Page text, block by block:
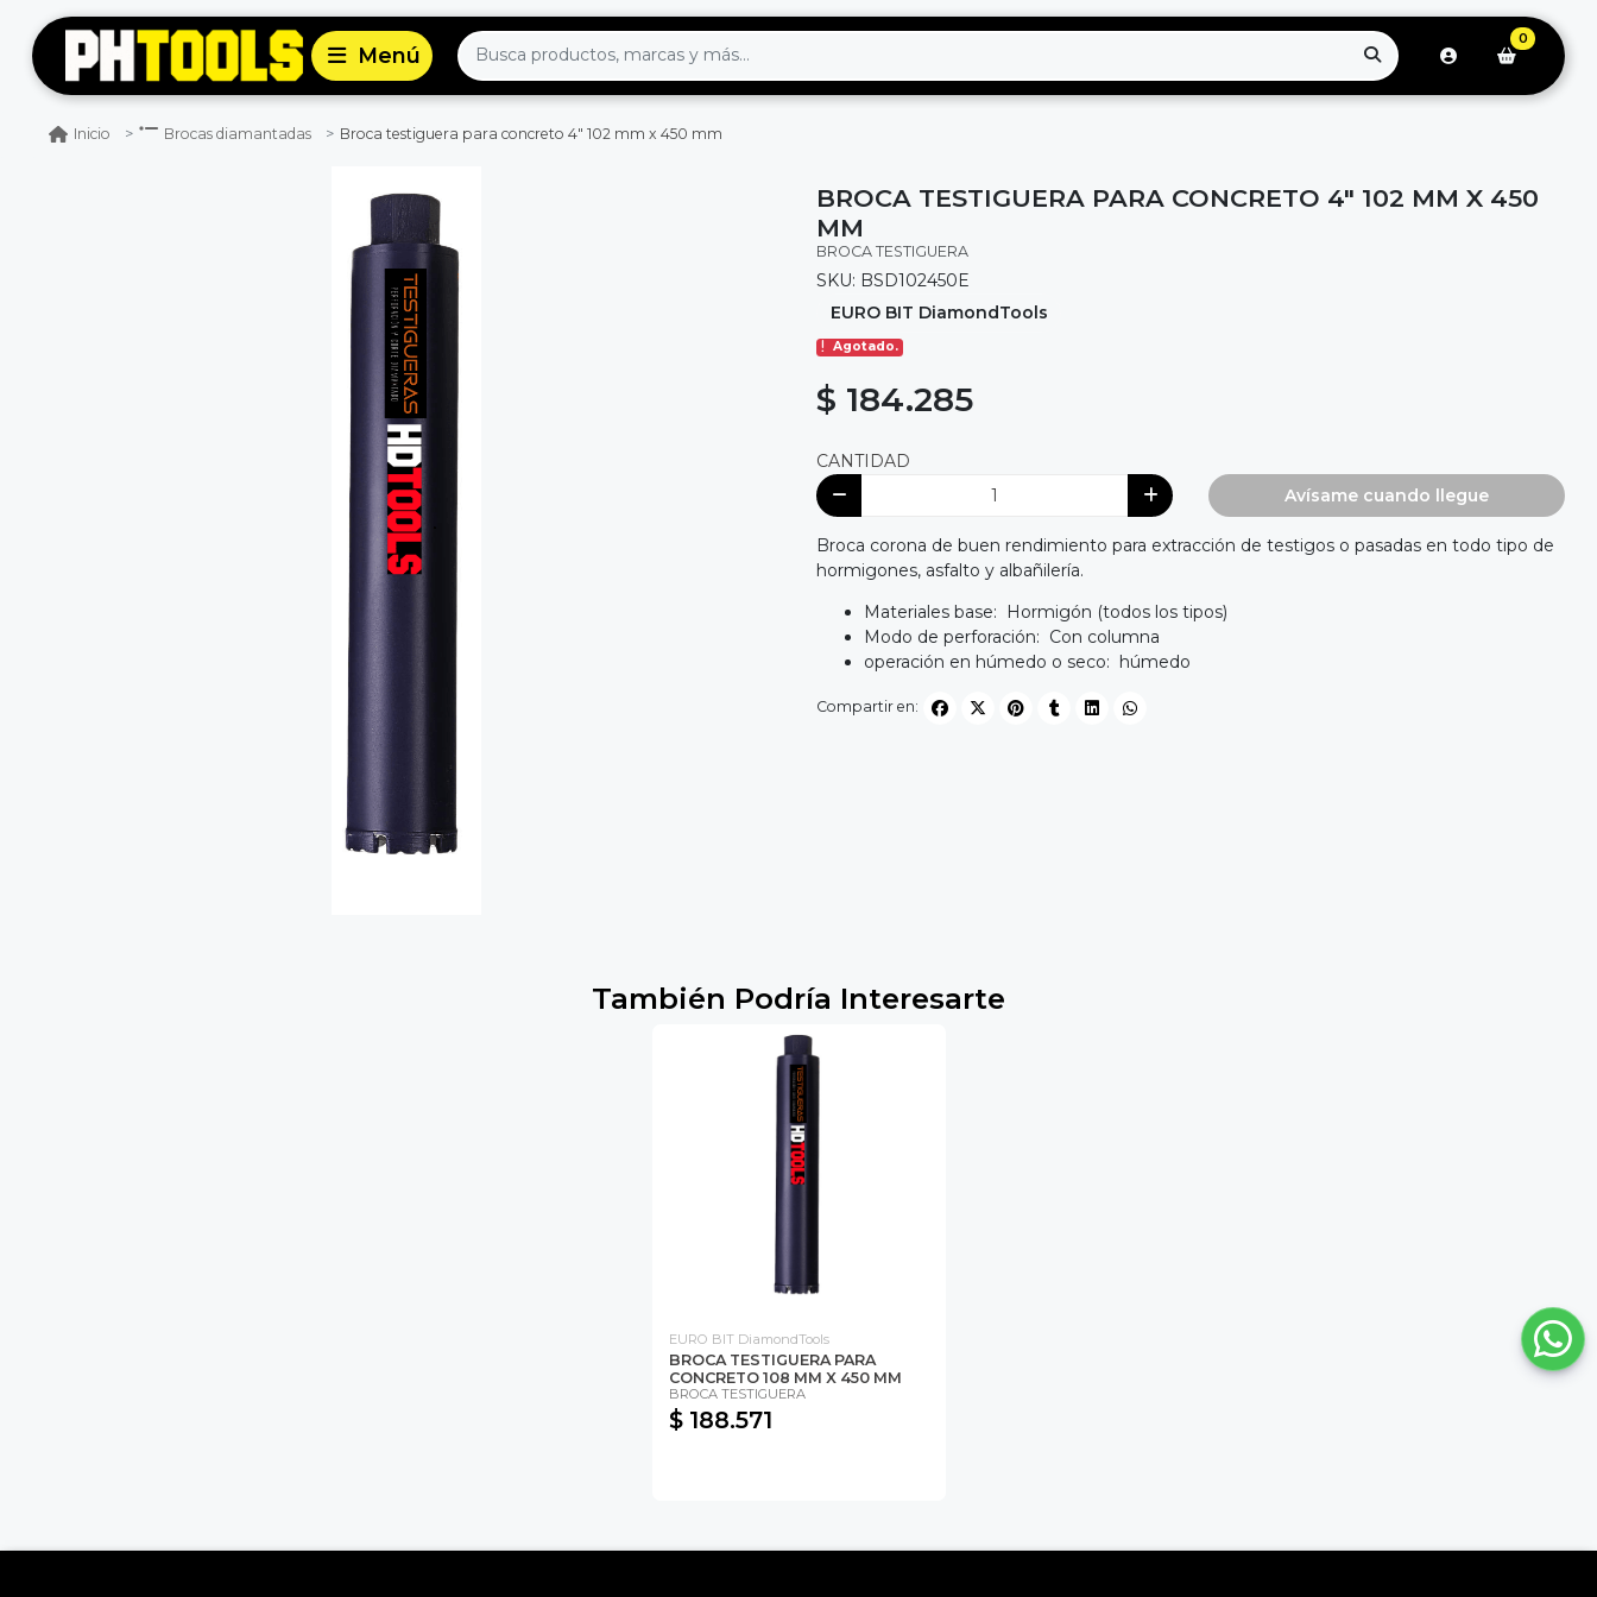
0
Inicio Brocas diamantadas Broca testiguera para concreto 4" 102 mm x 450 mm
BROCA TESTIGUERA PARA CONCRETO 4" 102 MM X 450
MM
BROCA TESTIGUERA
SKU: BSD102450E
EURO BIT DiamondTools
Agotado.
$ 184.285
CANTIDAD
Avísame cuando llegue
Broca corona de buen rendimiento para extracción de testigos o pasadas en todo tipo de
hormigones, asfalto y albañilería.
Materiales base: Hormigón (todos los tipos)
Modo de perforación: Con columna
operación en húmedo o seco: húmedo
Compartir en:
También Podría Interesarte
EURO BIT DiamondTools
BROCA TESTIGUERA PARA
CONCRETO 108 MM X 450 MM
BROCA TESTIGUERA
$ 188.571